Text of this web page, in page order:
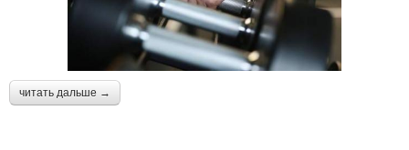
читать дальше →